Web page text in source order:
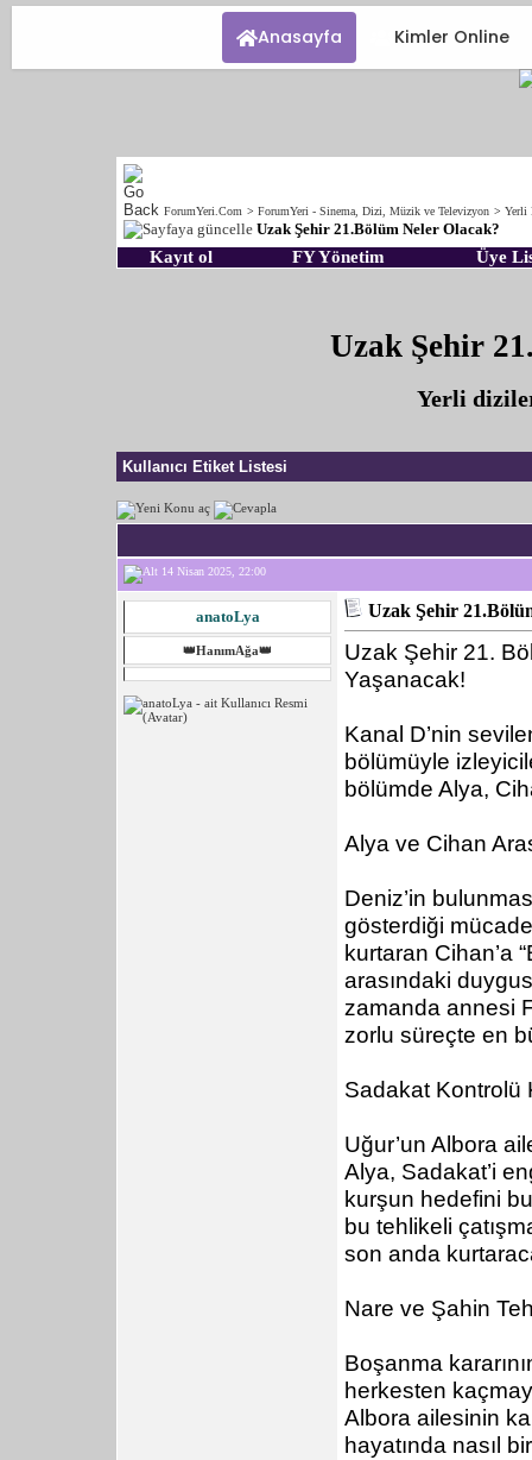
Anasayfa Kimler Online
ForumYeri.Com > ForumYeri - Sinema, Dizi, Müzik ve Televizyon > Yerli
Uzak Şehir 21.Bölüm Neler Olacak?
Kayıt ol FY Yönetim Üye
Uzak Şehir
Yerli
Kullanıcı Etiket Listesi
14 Nisan 2025, 22:00
anatoLya
👑HanımAğa👑
Uzak Şehir
Uzak Şehir 21.
Yaşanacak!
Kanal D’nin
bölümüyle
bölümde Alya,
Alya ve Cihan
Deniz’in
gösterdiği
kurtaran Cihan’a
arasındaki
zamanda annesi
zorlu süreçte en
Sadakat Kontrolü
Uğur’un Albora
Alya, Sadakat’i
kurşun hedefini
bu tehlikeli
son anda
Nare ve Şahin
Boşanma
herkesten
Albora ailesinin
hayatında nasıl